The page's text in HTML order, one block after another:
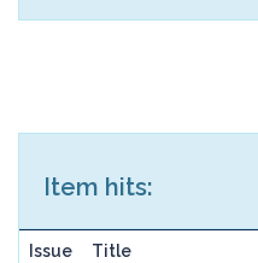
Item hits:
Issue Title